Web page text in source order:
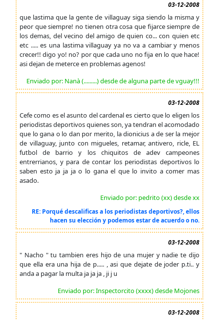
03-12-2008
que lastima que la gente de villaguay siga siendo la misma y
peor que siempre! no tienen otra cosa que fijarce siempre de
los demas, del vecino del amigo de quien co... con quien etc
etc ..... es una lastima villaguay ya no va a cambiar y menos
crecer!! digo yo! no? por que cada uno no fija en lo que hace!
asi dejan de meterce en problemas agenos!
Enviado por: Nanà (.........) desde de alguna parte de vguay!!!
03-12-2008
Cefe como es el asunto del cardenal es cierto que lo eligen los
periodistas deportivos quienes son, ya tendran el acomodado
que lo gana o lo dan por merito, la dionicius a de ser la mejor
de villaguay, junto con migueles, retamar, antivero, ricle, EL
futbol de barrio y los chiquitos de adev campeones
entrerrianos, y para de contar los periodistas deportivos lo
saben esto ja ja ja o lo gana el que lo invito a comer mas
asado.
Enviado por: pedrito (xx) desde xx
RE: Porqué descalificas a los periodistas deportivos?, ellos
hacen su elección y podemos estar de acuerdo o no.
03-12-2008
" Nacho " tu tambien eres hijo de una mujer y nadie te dijo
que ella era una hija de p..... , asi que dejate de joder p.ti.. y
anda a pagar la multa ja ja ja , ji j u
Enviado por: Inspectorcito (xxxx) desde Mojones
03-12-2008